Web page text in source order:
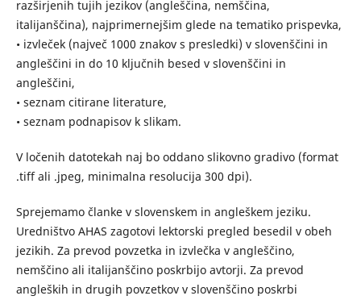
razširjenih tujih jezikov (angleščina, nemščina,
italijanščina), najprimernejšim glede na tematiko prispevka,
• izvleček (največ 1000 znakov s presledki) v slovenščini in
angleščini in do 10 ključnih besed v slovenščini in
angleščini,
• seznam citirane literature,
• seznam podnapisov k slikam.
V ločenih datotekah naj bo oddano slikovno gradivo (format
.tiff ali .jpeg, minimalna resolucija 300 dpi).
Sprejemamo članke v slovenskem in angleškem jeziku.
Uredništvo AHAS zagotovi lektorski pregled besedil v obeh
jezikih. Za prevod povzetka in izvlečka v angleščino,
nemščino ali italijanščino poskrbijo avtorji. Za prevod
angleških in drugih povzetkov v slovenščino poskrbi